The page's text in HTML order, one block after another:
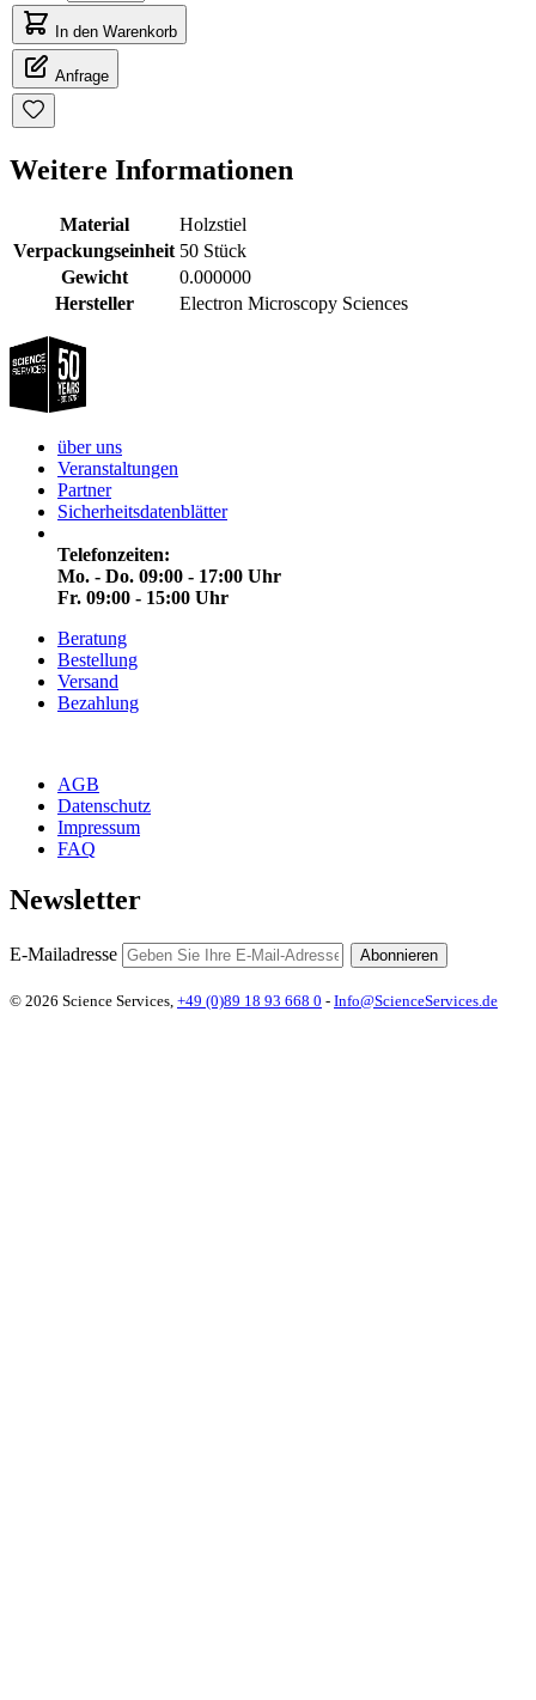
In den Warenkorb
Anfrage
Weitere Informationen
Material
Holzstiel
Verpackungseinheit 50 Stück
Gewicht
0.000000
Hersteller
Electron Microscopy Sciences
über uns
Veranstaltungen
Partner
Sicherheitsdatenblätter
Telefonzeiten:
Mo. - Do. 09:00 - 17:00 Uhr
Fr. 09:00 - 15:00 Uhr
Beratung
Bestellung
Versand
Bezahlung
AGB
Datenschutz
Impressum
FAQ
Newsletter
E-Mailadresse Abonnieren
© 2026 Science Services, +49 (0)89 18 93 668 0 - Info@ScienceServices.de